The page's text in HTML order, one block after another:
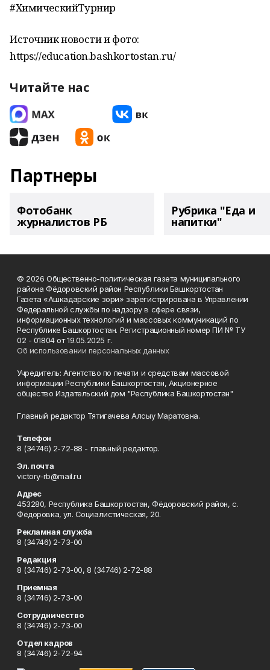
#ХимическийТурнир
Источник новости и фото:
https://education.bashkortostan.ru/
Читайте нас
Партнеры
Фотобанк
журналистов РБ
Рубрика "Еда и
напитки"
© 2026 Общественно-политическая газета муниципального
района Фёдоровский район Республики Башкортостан
Газета «Ашкадарские зори» зарегистрирована в Управлении
Федеральной службы по надзору в сфере связи,
информационных технологий и массовых коммуникаций по
Республике Башкортостан. Регистрационный номер ПИ № ТУ
02 - 01804 от 19.05.2025 г.
Об использовании персональных данных
Учредитель: Агентство по печати и средствам массовой
информации Республики Башкортостан, Акционерное
общество Издательский дом "Республика Башкортостан"
Главный редактор Тятигачева Алсыу Маратовна.
Телефон
8 (34746) 2-72-88 - главный редактор.
Эл. почта
victory-rb@mail.ru
Адрес
453280, Республика Башкортостан, Фёдоровский район, с.
Фёдоровка, ул. Социалистическая, 20.
Рекламная служба
8 (34746) 2-73-00
Редакция
8 (34746) 2-73-00, 8 (34746) 2-72-88
Приемная
8 (34746) 2-73-00
Сотрудничество
8 (34746) 2-73-00
Отдел кадров
8 (34746) 2-72-94